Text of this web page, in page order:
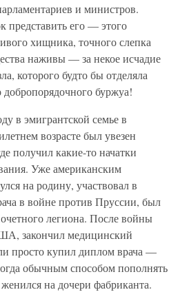
и министров.
представить его — этого
хищника, точного слепка
наживы — за некое исчадие
которого будто бы отделяла
буржуа!
в эмигрантской семье в
возрасте был увезен
получил какие-то начатки
Уже американским
на родину, участвовал в
в войне против Пруссии, был
легиона. После войны
закончил медицинский
просто купил диплом врача —
обычным способом пополнять
на дочери фабриканта.